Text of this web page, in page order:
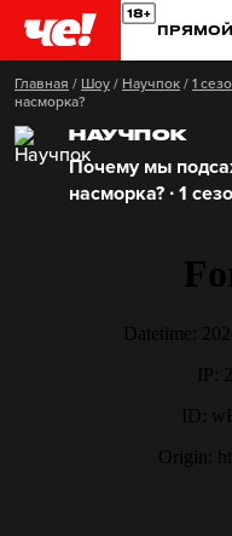
Главная / Шоу / Научпок / 1
насморка?
НАУЧПОК
Почему мы
насморка? ∙ 1